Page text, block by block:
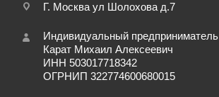
Г. Москва ул Шолохова д.7
Индивидуальный предприниматель
Карат Михаил Алексеевич
ИНН 503017718342
ОГРНИП 322774600680015